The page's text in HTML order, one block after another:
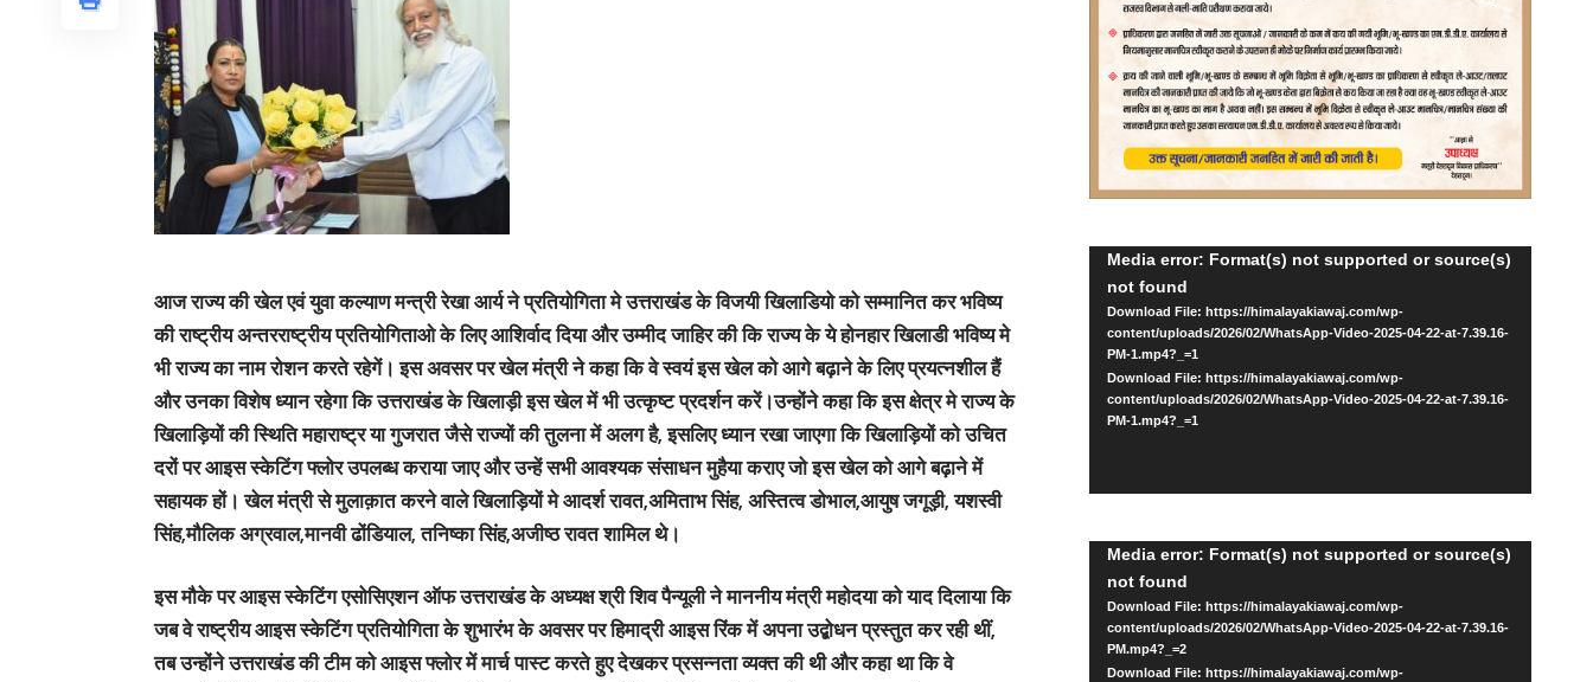
आज राज्य की खेल एवं युवा कल्याण मन्त्री रेखा आर्य ने प्रतियोगिता मे उत्तराखंड के विजयी खिलाडियो को सम्मानित कर भविष्य
की राष्ट्रीय अन्तरराष्ट्रीय प्रतियोगिताओ के लिए आशिर्वाद दिया और उम्मीद जाहिर की कि राज्य के ये होनहार खिलाडी भविष्य मे
भी राज्य का नाम रोशन करते रहेगें। इस अवसर पर खेल मंत्री ने कहा कि वे स्वयं इस खेल को आगे बढ़ाने के लिए प्रयत्नशील हैं
और उनका विशेष ध्यान रहेगा कि उत्तराखंड के खिलाड़ी इस खेल में भी उत्कृष्ट प्रदर्शन करें।उन्होंने कहा कि इस क्षेत्र मे राज्य के
खिलाड़ियों की स्थिति महाराष्ट्र या गुजरात जैसे राज्यों की तुलना में अलग है, इसलिए ध्यान रखा जाएगा कि खिलाड़ियों को उचित
दरों पर आइस स्केटिंग फ्लोर उपलब्ध कराया जाए और उन्हें सभी आवश्यक संसाधन मुहैया कराए जो इस खेल को आगे बढ़ाने में
सहायक हों। खेल मंत्री से मुलाक़ात करने वाले खिलाड़ियों मे आदर्श रावत,अमिताभ सिंह, अस्तित्व डोभाल,आयुष जगूड़ी, यशस्वी
सिंह,मौलिक अग्रवाल,मानवी ढोंडियाल, तनिष्का सिंह,अजीष्ठ रावत शामिल थे।
इस मौके पर आइस स्केटिंग एसोसिएशन ऑफ उत्तराखंड के अध्यक्ष श्री शिव पैन्यूली ने माननीय मंत्री महोदया को याद दिलाया कि
जब वे राष्ट्रीय आइस स्केटिंग प्रतियोगिता के शुभारंभ के अवसर पर हिमाद्री आइस रिंक में अपना उद्बोधन प्रस्तुत कर रही थीं,
तब उन्होंने उत्तराखंड की टीम को आइस फ्लोर में मार्च पास्ट करते हुए देखकर प्रसन्नता व्यक्त की थी और कहा था कि वे
Video
Player
Media error: Format(s) not supported or source(s)
not found
Download File: https://himalayakiawaj.com/wp-
content/uploads/2026/02/WhatsApp-Video-2025-04-22-at-7.39.16-
PM-1.mp4?_=1
Download File: https://himalayakiawaj.com/wp-
content/uploads/2026/02/WhatsApp-Video-2025-04-22-at-7.39.16-
PM-1.mp4?_=1
Video
Player
Media error: Format(s) not supported or source(s)
not found
Download File: https://himalayakiawaj.com/wp-
content/uploads/2026/02/WhatsApp-Video-2025-04-22-at-7.39.16-
PM.mp4?_=2
Download File: https://himalayakiawaj.com/wp-